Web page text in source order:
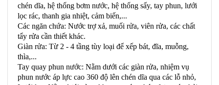
chén dĩa, hệ thống bơm nước, hệ thống sấy, tay phun, lưới
lọc rác, thanh gia nhiệt, cảm biến,...
Các ngăn chứa: Nước trợ xả, muối rửa, viên rửa, các chất
tẩy rửa cần thiết khác.
Giàn rửa: Từ 2 - 4 tầng tùy loại để xếp bát, đĩa, muỗng,
thìa,...
Tay quay phun nước: Nằm dưới các giàn rửa, nhiệm vụ
phun nước áp lực cao 360 độ lên chén dĩa qua các lỗ nhỏ,